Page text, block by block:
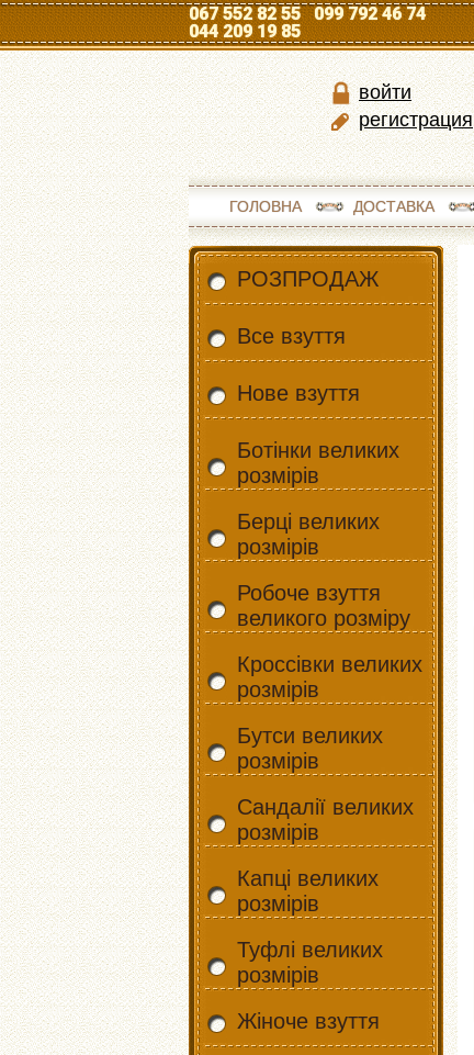
067 552 82 55 099 792 46 74
044 209 19 85
войти
регистрация
ГОЛОВНА ДОСТАВКА
РОЗПРОДАЖ
Все взуття
Нове взуття
Ботінки великих
розмірів
Берці великих
розмірів
Робоче взуття
великого розміру
Кроссівки великих
розмірів
Бутси великих
розмірів
Сандалії великих
розмірів
Капці великих
розмірів
Туфлі великих
розмірів
Жіноче взуття